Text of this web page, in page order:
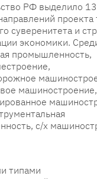
РФ вы­дели­ло
су­вере­ните­та и
эко­номи­ки.
промышленность,
машиностроение,
с/х
типами